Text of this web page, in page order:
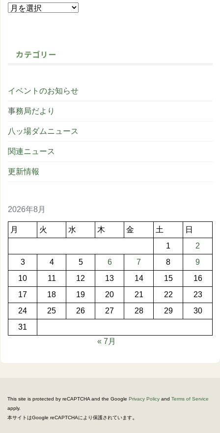
カテゴリー
イベントのお知らせ
事務局だより
八ッ場ダムニュース
関連ニュース
更新情報
2026年8月
月 火 水 木 金 土
日
1
2
3
4 5 6 7 8
9
10
11 12 13 14 15
16
17
18 19 20 21 22
23
24
25 26 27 28 29
30
31
« 7月
This site is protected by reCAPTCHA and the Google Privacy Policy and Terms of Service
apply.
本サイトはGoogle reCAPTCHAにより保護されています。